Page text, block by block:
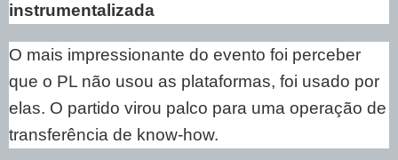
instrumentalizada
O mais impressionante do evento foi perceber
que o PL não usou as plataformas, foi usado por
elas. O partido virou palco para uma operação de
transferência de know-how.